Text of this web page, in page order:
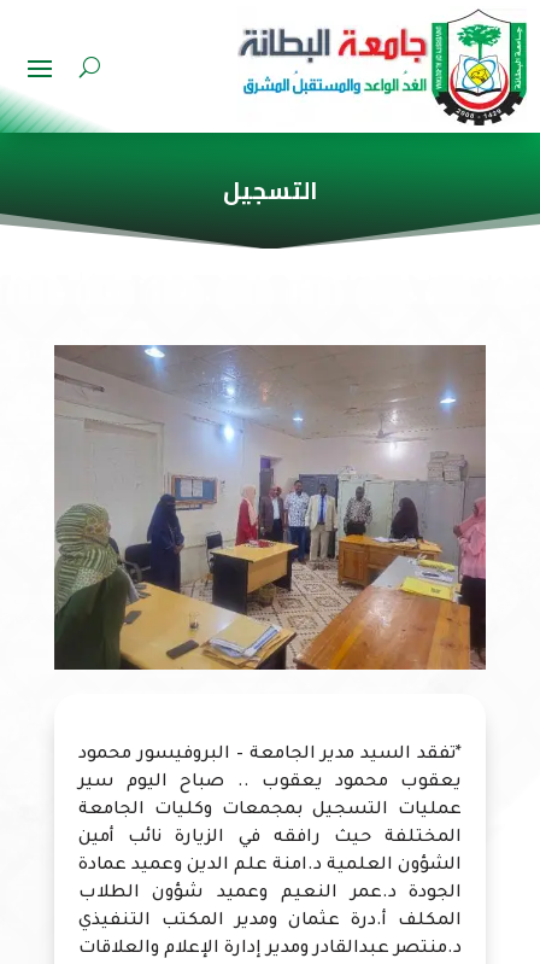
التسجيل
*تفقد السيد مدير الجامعة – البروفيسور محمود
يعقوب محمود يعقوب .. صباح اليوم سير
عمليات التسجيل بمجمعات وكليات الجامعة
المختلفة حيث رافقه في الزيارة نائب أمين
الشؤون العلمية د.امنة علم الدين وعميد عمادة
الجودة د.عمر النعيم وعميد شؤون الطلاب
المكلف أ.درة عثمان ومدير المكتب التنفيذي
د.منتصر عبدالقادر ومدير إدارة الإعلام والعلاقات